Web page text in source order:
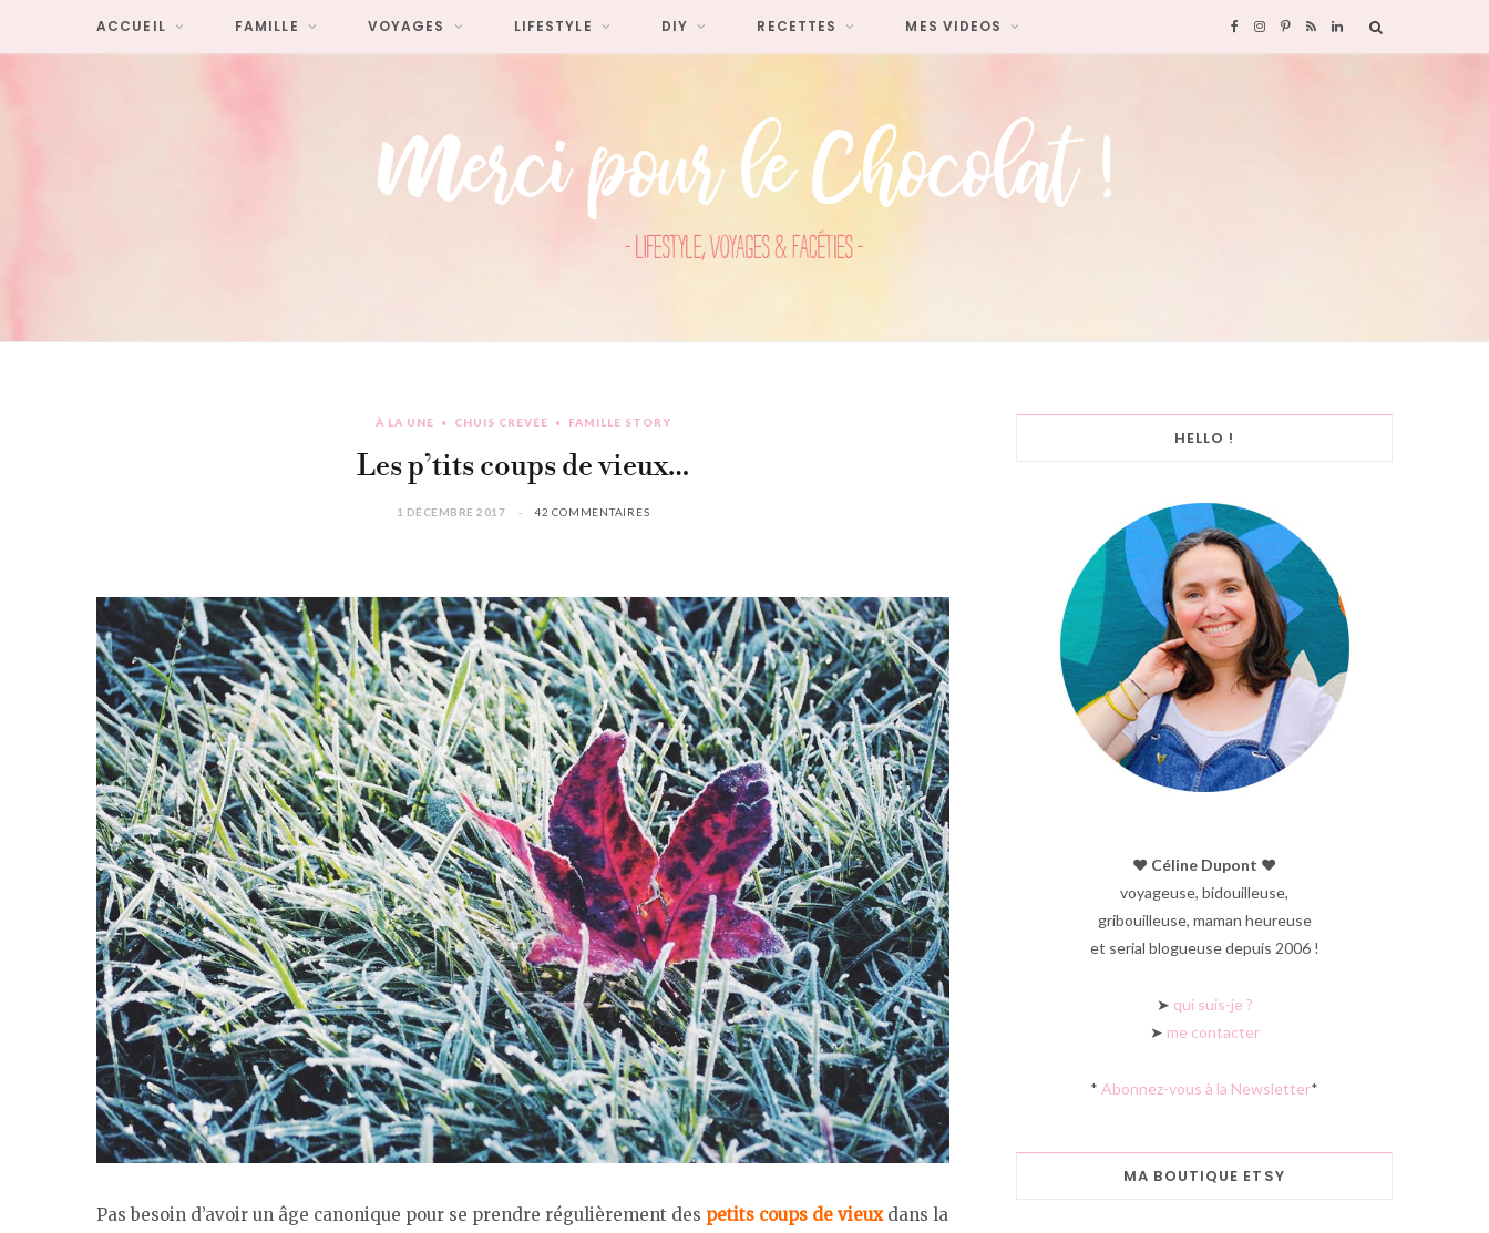
F
o
I
r
P
e
R L
I
ACCUEIL FAMILLE VOYAGES LIFESTYLE DIY RECETTES MES VIDEOS
À LA UNE CHUIS CREVÉE FAMILLE STORY
Les p’tits coups de vieux…
1 DÉCEMBRE 2017 42 COMMENTAIRES
Pas besoin d’avoir un âge canonique pour se prendre régulièrement des petits coups de vieuxdans la
HELLO !
♥︎ Céline Dupont ♥︎
voyageuse, bidouilleuse,
gribouilleuse, maman heureuse
et serial blogueuse depuis 2006 !
➤ qui suis-je ?
➤ me contacter
* Abonnez-vous à la Newsletter*
MA BOUTIQUE ETSY